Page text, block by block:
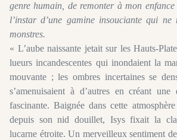
genre humain, de remonter à mon
l’instar d’une gamine insouciante qui
monstres.
« L’aube naissante jetait sur les Hauts-
lueurs incandescentes qui inondaient la
mouvante ; les ombres incertaines se
s’amenuisaient à d’autres en créant une
fascinante. Baignée dans cette
depuis son nid douillet, Isys fixait la
lucarne étroite. Un merveilleux sentiment